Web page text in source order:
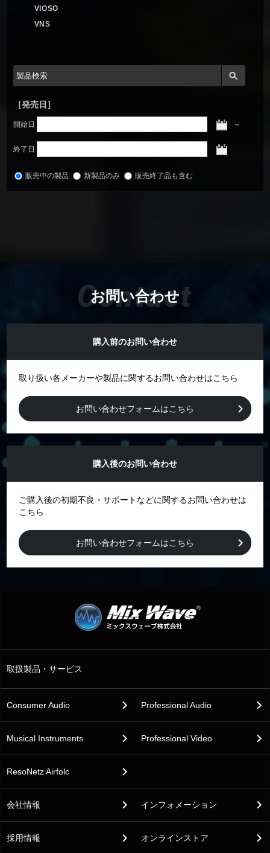
VIOSO
VNS
［発売日］
開始日 ～
終了日
販売中の製品 新製品のみ 販売終了品も含む
お問い合わせ
Contact
購入前のお問い合わせ
取り扱い各メーカーや製品に関するお問い合わせはこちら
お問い合わせフォームはこちら
購入後のお問い合わせ
ご購入後の初期不良・サポートなどに関するお問い合わせは
こちら
お問い合わせフォームはこちら
取扱製品・サービス
Consumer Audio Professional Audio
Musical Instruments Professional Video
ResoNetz Airfolc
会社情報 インフォメーション
採用情報 オンラインストア